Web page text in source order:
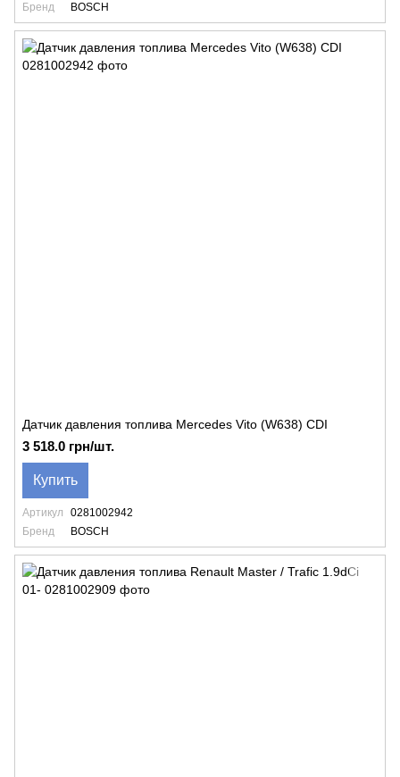
Бренд
BOSCH
Датчик давления топлива Mercedes Vito (W638) CDI
3 518.0 грн/шт.
Купить
Артикул
0281002942
Бренд
BOSCH